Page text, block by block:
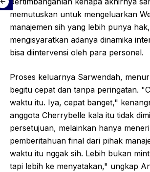
memutuskan untuk mengeluarkan
manajemen sih yang lebih punya
mengisyaratkan adanya dinamika
bisa diintervensi oleh para personel.
Proses keluarnya Sarwendah,
begitu cepat dan tanpa peringatan.
waktu itu. Iya, cepat banget,"
anggota Cherrybelle kala itu tidak
persetujuan, melainkan hanya
pemberitahuan final dari pihak
waktu itu nggak sih. Lebih bukan
tapi lebih ke menyatakan," ungkap